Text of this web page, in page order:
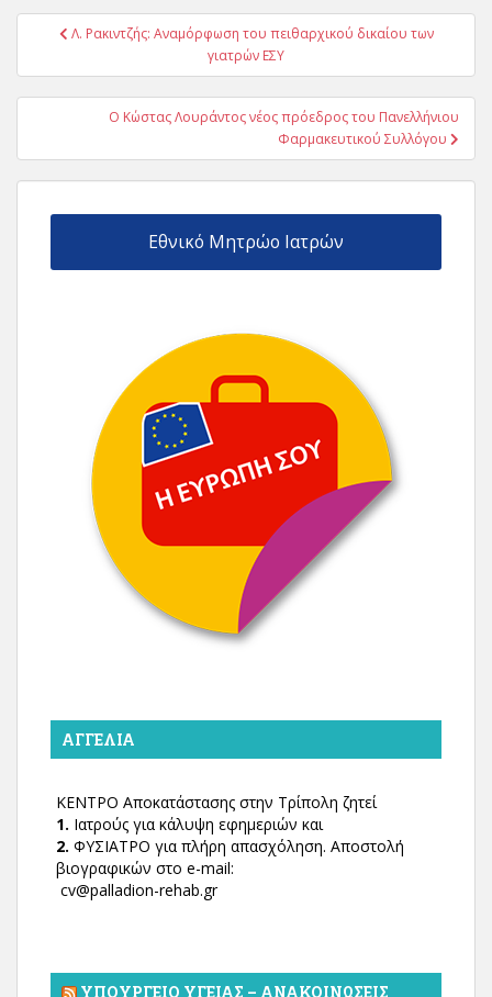
Πλοήγηση
Λ. Ρακιντζής: Αναμόρφωση του πειθαρχικού δικαίου των
γιατρών ΕΣΥ
Ο Κώστας Λουράντος νέος πρόεδρος του Πανελλήνιου
Φαρμακευτικού Συλλόγου
Εθνικό Μητρώο Ιατρών
ΑΓΓΕΛΊΑ
ΚΕΝΤΡΟ Αποκατάστασης στην Τρίπολη ζητεί
1. Ιατρούς για κάλυψη εφημεριών και
2. ΦΥΣΙΑΤΡΟ για πλήρη απασχόληση. Αποστολή
βιογραφικών στο e-mail:
cv@palladion-rehab.gr
ΥΠΟΥΡΓΕΊΟ ΥΓΕΊΑΣ – ΑΝΑΚΟΙΝΏΣΕΙΣ